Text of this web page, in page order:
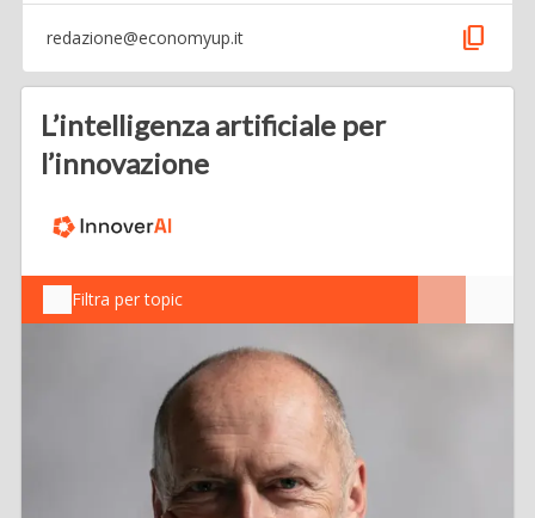
redazione@economyup.it content_copy
L’intelligenza artificiale per
l’innovazione
Filtra per topic